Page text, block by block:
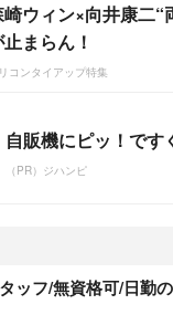
ウィン×向井康二“
まらん！
コンタイアップ特集
自販機にピッ！です
（PR）ジハンピ
ッフ/無資格可/日勤